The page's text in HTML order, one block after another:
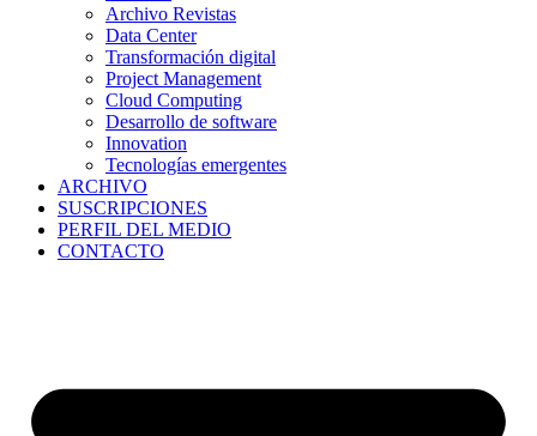
Archivo Revistas
Data Center
Transformación digital
Project Management
Cloud Computing
Desarrollo de software
Innovation
Tecnologías emergentes
ARCHIVO
SUSCRIPCIONES
PERFIL DEL MEDIO
CONTACTO